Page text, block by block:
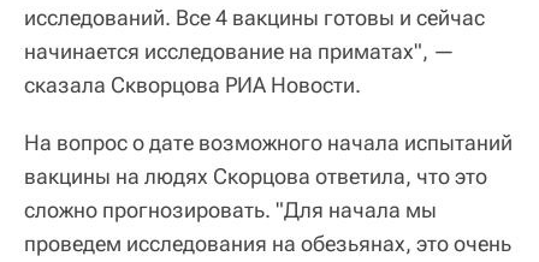
исследований. Все 4 вакцины готовы и сейчас
начинается исследование на приматах", —
сказала Скворцова РИА Новости.
На вопрос о дате возможного начала испытаний
вакцины на людях Скорцова ответила, что это
сложно прогнозировать. "Для начала мы
проведем исследования на обезьянах, это очень